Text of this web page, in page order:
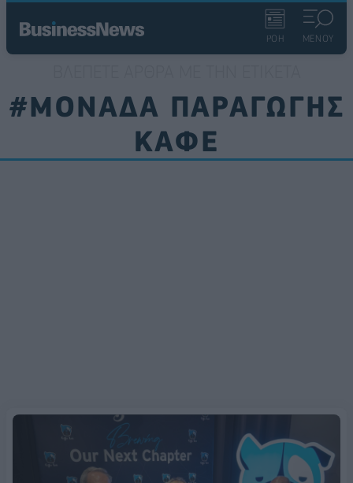
ΡΟΗ ΜΕΝΟΥ
#ΜΟΝΑΔΑ ΠΑΡΑΓΩΓΗΣ
ΚΑΦΕ